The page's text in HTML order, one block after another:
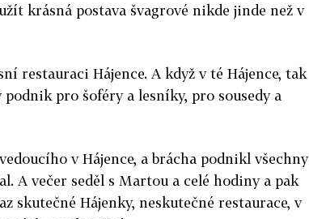
krásná po­stava švagrové nikde jinde než v
restauraci Hájence. A když v té Hájence, tak
pro šoféry a lesníky, pro sousedy a
v Hájence, a brácha pod­nikl všechny
A večer seděl s Martou a celé hodiny a pak
skutečné Hájenky, neskutečné restaura­ce, v